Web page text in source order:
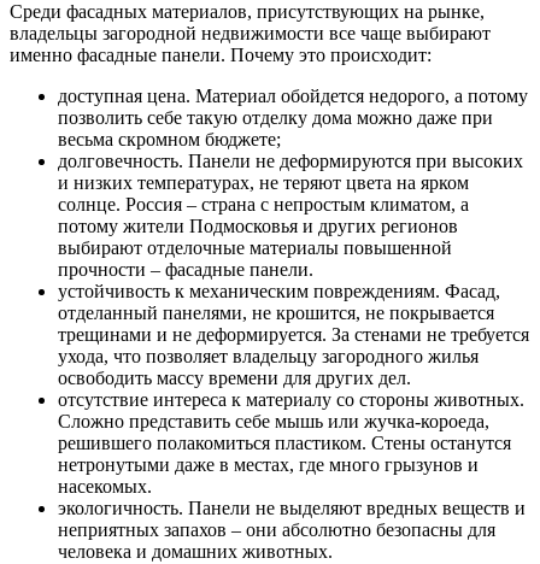
Среди фасадных материалов, присутствующих на рынке,
владельцы загородной недвижимости все чаще выбирают
именно фасадные панели. Почему это происходит:
доступная цена. Материал обойдется недорого, а потому
позволить себе такую отделку дома можно даже при
весьма скромном бюджете;
долговечность. Панели не деформируются при высоких
и низких температурах, не теряют цвета на ярком
солнце. Россия – страна с непростым климатом, а
потому жители Подмосковья и других регионов
выбирают отделочные материалы повышенной
прочности – фасадные панели.
устойчивость к механическим повреждениям. Фасад,
отделанный панелями, не крошится, не покрывается
трещинами и не деформируется. За стенами не требуется
ухода, что позволяет владельцу загородного жилья
освободить массу времени для других дел.
отсутствие интереса к материалу со стороны животных.
Сложно представить себе мышь или жучка-короеда,
решившего полакомиться пластиком. Стены останутся
нетронутыми даже в местах, где много грызунов и
насекомых.
экологичность. Панели не выделяют вредных веществ и
неприятных запахов – они абсолютно безопасны для
человека и домашних животных.